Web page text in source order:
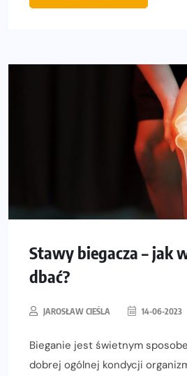
Stawy biegacza – jak
dbać?
JAROSŁAW CIEŚLA 14-06-2023
Bieganie jest świetnym
dobrej ogólnej kondycji